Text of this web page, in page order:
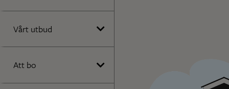
Vårt utbud
Att bo